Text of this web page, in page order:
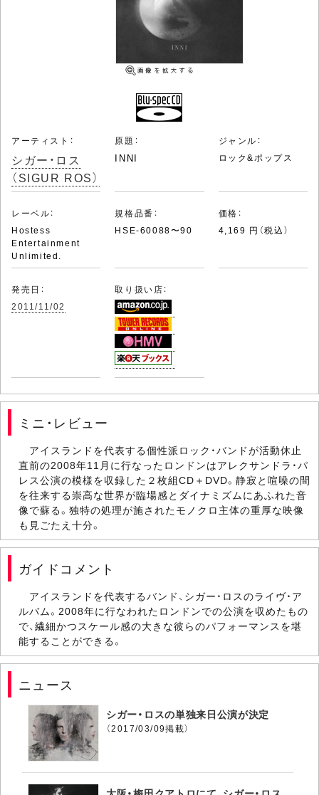
アーティスト：
シガー・ロス
（SIGUR ROS）
原題：
INNI
ジャンル：
ロック&ポップス
レーベル：
Hostess
Entertainment
Unlimited.
規格品番：
HSE-60088〜90
価格：
4,169 円（税込）
発売日：
2011/11/02
取り扱い店：
ミニ・レビュー
アイスランドを代表する個性派ロック・バンドが活動休止
直前の2008年11月に行なったロンドンはアレクサンドラ・パ
レス公演の模様を収録した２枚組CD＋DVD。静寂と喧噪の間
を往来する崇高な世界が臨場感とダイナミズムにあふれた音
像で蘇る。独特の処理が施されたモノクロ主体の重厚な映像
も見ごたえ十分。
ガイドコメント
アイスランドを代表するバンド、シガー・ロスのライヴ・ア
ルバム。2008年に行なわれたロンドンでの公演を収めたもの
で、繊細かつスケール感の大きな彼らのパフォーマンスを堪
能することができる。
ニュース
シガー・ロスの単独来日公演が決定
（2017/03/09掲載）